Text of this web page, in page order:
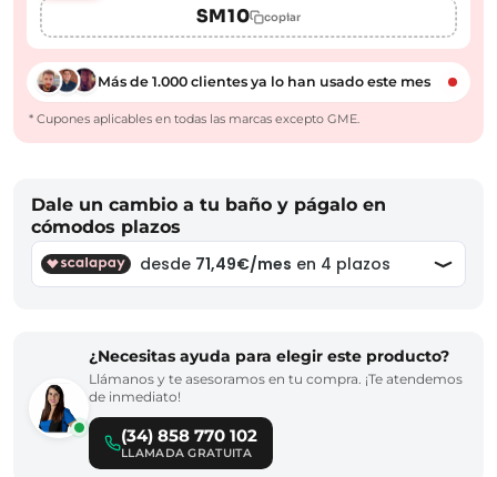
SM10 copiar
Más de 1.000 clientes ya lo han usado este mes
* Cupones aplicables en todas las marcas excepto GME.
Dale un cambio a tu baño y págalo en
cómodos plazos
¿Necesitas ayuda para elegir este producto?
Llámanos y te asesoramos en tu compra. ¡Te atendemos
de inmediato!
(34) 858 770 102
LLAMADA GRATUITA